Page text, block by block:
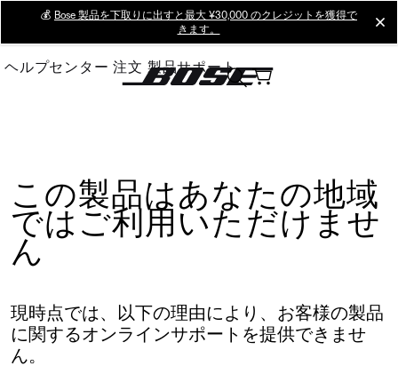
Main
💰 Bose 製品を下取りに出すと最大 ¥30,000 のクレジットを獲得で
きます。
ヘルプセンター 注文 製品サポート
この製品はあなたの地域
ではご利用いただけませ
ん
現時点では、以下の理由により、お客様の製品
に関するオンラインサポートを提供できませ
ん。